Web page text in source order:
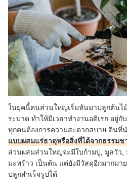
ในยุคนี้คนส่วนใหญ่เริ่มหันมาปลูกต้นไ
ระบาด ทำให้มีเวลาทำงานอดิเรก อยู่
ทุกคนต้องการความสะดวกสบาย ดินที่
แบบผสมแร่ธาตุหรือสิ่งที่ได้จากธรรมช
ส่วนผสมส่วนใหญ่จะมีใบก้ามปู, มูลวัว,
มะพร้าว เป็นต้น แต่ยังมีวัสดุอีกมากม
ปลูกสำเร็จรูปได้